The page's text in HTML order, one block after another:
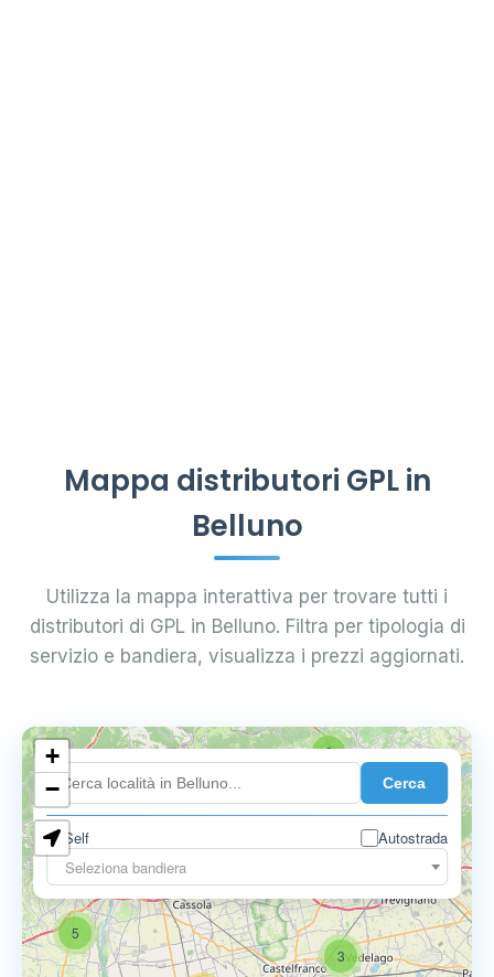
Mappa distributori GPL in
Belluno
Utilizza la mappa interattiva per trovare tutti i
distributori di GPL in Belluno. Filtra per tipologia di
servizio e bandiera, visualizza i prezzi aggiornati.
Cerca
Self
Autostrada
Seleziona bandiera
3
2
5
6
+
−